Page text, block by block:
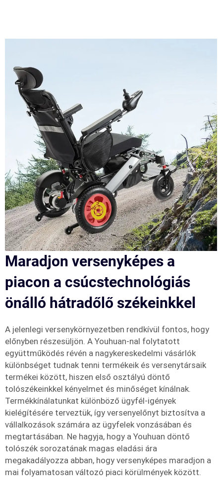
Maradjon versenyképes a
piacon a csúcstechnológiás
önálló hátradőlő székeinkkel
A jelenlegi versenykörnyezetben rendkívül fontos, hogy
előnyben részesüljön. A Youhuan-nal folytatott
együttműködés révén a nagykereskedelmi vásárlók
különbséget tudnak tenni termékeik és versenytársaik
termékei között, hiszen első osztályú döntő
tolószékeinkkel kényelmet és minőséget kínálnak.
Termékkínálatunkat különböző ügyfél-igények
kielégítésére terveztük, így versenyelőnyt biztosítva a
vállalkozások számára az ügyfelek vonzásában és
megtartásában. Ne hagyja, hogy a Youhuan döntő
tolószék sorozatának magas eladási ára
megakadályozza abban, hogy versenyképes maradjon a
mai folyamatosan változó piaci körülmények között.